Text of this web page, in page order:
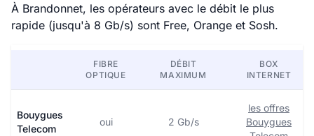
À Brandonnet, les opérateurs avec le débit le plus
rapide (jusqu'à 8 Gb/s) sont Free, Orange et Sosh.
FIBRE
OPTIQUE
DÉBIT
MAXIMUM
BOX
INTERNET
Bouygues
Telecom
oui 2 Gb/s
les offres
Bouygues